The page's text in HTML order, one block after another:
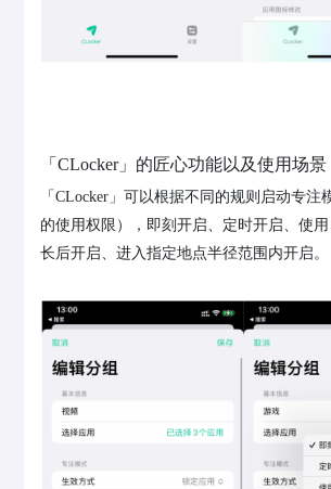
「CLocker」的匠心功能以及使用场景
「CLocker」可以根据不同的规则启动专注
的使用权限），即刻开启、定时开启、使
长后开启、进入指定地点半径范围内开启。